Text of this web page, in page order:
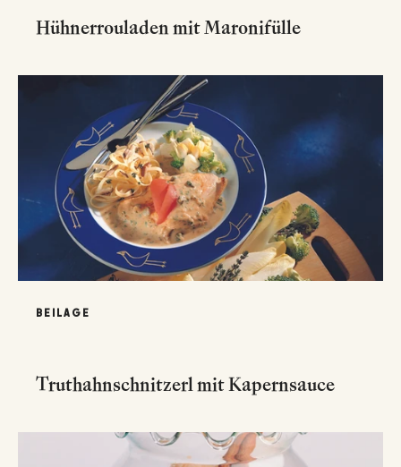
Hühnerrouladen mit Maronifülle
BEILAGE
Truthahnschnitzerl mit Kapernsauce